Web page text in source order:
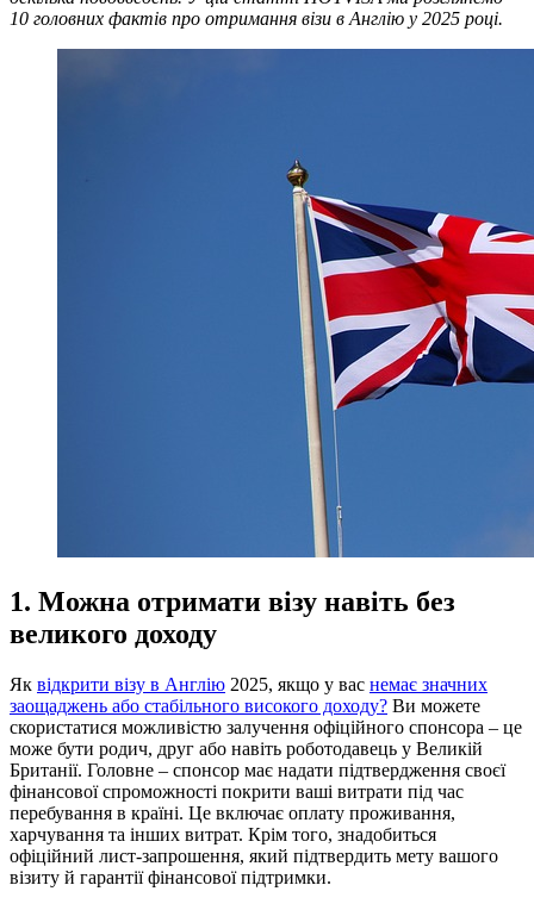
10 головних фактів про отримання візи в Англію у 2025 році.
1. Можна отримати візу навіть без
великого доходу
Як відкрити візу в Англію 2025, якщо у вас немає значних
заощаджень або стабільного високого доходу? Ви можете
скористатися можливістю залучення офіційного спонсора – це
може бути родич, друг або навіть роботодавець у Великій
Британії. Головне – спонсор має надати підтвердження своєї
фінансової спроможності покрити ваші витрати під час
перебування в країні. Це включає оплату проживання,
харчування та інших витрат. Крім того, знадобиться
офіційний лист-запрошення, який підтвердить мету вашого
візиту й гарантії фінансової підтримки.